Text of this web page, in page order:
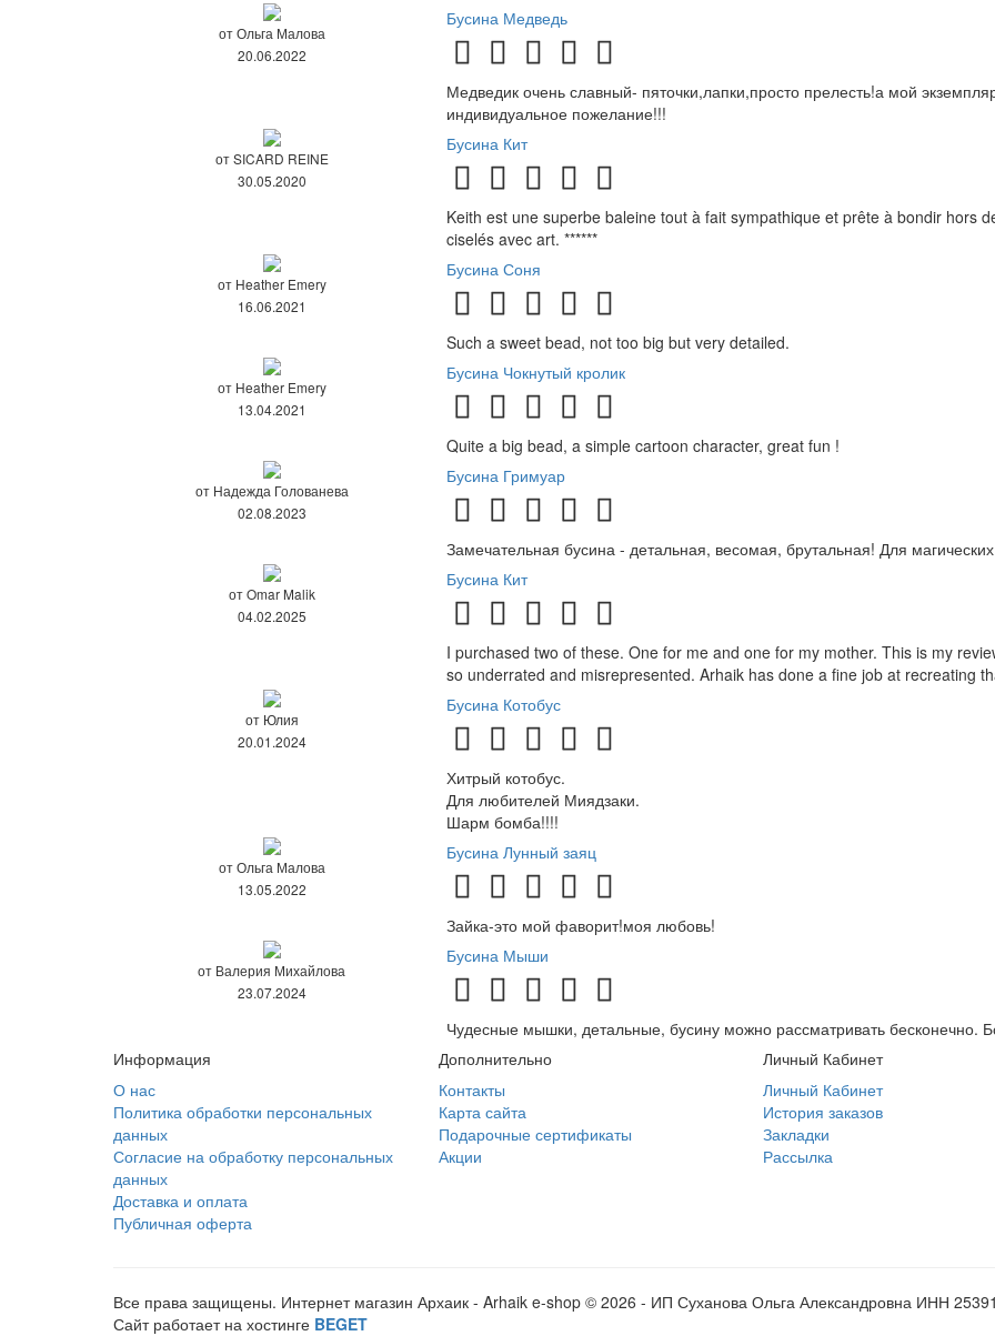
от Ольга Малова
20.06.2022
Бусина Медведь
Медведик очень славный- пяточки,лапки,просто прелесть!а мой
индивидуальное пожелание!!!
от SICARD REINE
30.05.2020
Бусина Кит
Keith est une superbe baleine tout à fait sympathique et prête à bondir hors
ciselés avec art. ******
от Heather Emery
16.06.2021
Бусина Соня
Such a sweet bead, not too big but very detailed.
от Heather Emery
13.04.2021
Бусина Чокнутый кролик
Quite a big bead, a simple cartoon character, great fun !
от Надежда Голованева
02.08.2023
Бусина Гримуар
Замечательная бусина - детальная, весомая, брутальная! Для
от Omar Malik
04.02.2025
Бусина Кит
I purchased two of these. One for me and one for my mother. This is my
so underrated and misrepresented. Arhaik has done a fine job at recreating
от Юлия
20.01.2024
Бусина Котобус
Хитрый котобус.
Для любителей Миядзаки.
Шарм бомба!!!!
от Ольга Малова
13.05.2022
Бусина Лунный заяц
Зайка-это мой фаворит!моя любовь!
от Валерия Михайлова
23.07.2024
Бусина Мыши
Чудесные мышки, детальные, бусину можно рассматривать бесконечно.
Информация
О нас
Политика обработки персональных
данных
Согласие на обработку персональных
данных
Доставка и оплата
Публичная оферта
Дополнительно
Контакты
Карта сайта
Подарочные сертификаты
Акции
Личный Кабинет
Личный Кабинет
История заказов
Закладки
Рассылка
Все права защищены. Интернет магазин Архаик - Arhaik e-shop © 2026 - ИП Суханова Ольга Александровна ИНН
Сайт работает на хостинге BEGET